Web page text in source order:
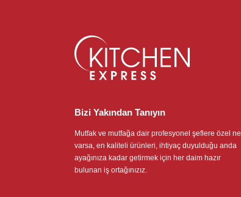
Bizi Yakından Tanıyın
Mutfak ve mutfağa dair profesyonel şeflere özel ne
varsa, en kaliteli ürünleri, ihtiyaç duyulduğu anda
ayağınıza kadar getirmek için her daim hazır
bulunan iş ortağınızız.